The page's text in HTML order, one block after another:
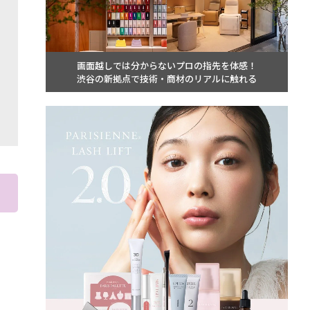
画面越しでは分からないプロの指先を体感！
渋谷の新拠点で技術・商材のリアルに触れる